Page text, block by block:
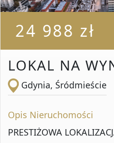
24 988 zł
LOKAL NA
Gdynia, Śródmieście
Opis Nieruchomości
PRESTIŻOWA